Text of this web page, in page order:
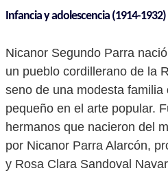
Infancia y adolescencia (1914-1932)
Nicanor Segundo Parra
un pueblo cordillerano de la
seno de una modesta
pequeño en el arte popular.
hermanos que nacieron del
por Nicanor Parra Alarcón,
y Rosa Clara Sandoval